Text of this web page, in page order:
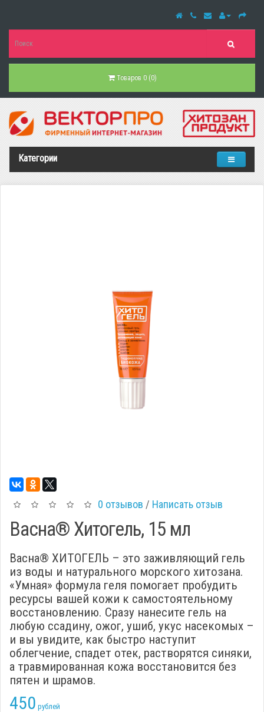
Товаров 0 (0)
Категории
0 отзывов / Написать отзыв
Васна® Хитогель, 15 мл
Васна® ХИТОГЕЛЬ – это заживляющий гель
из воды и натурального морского хитозана.
«Умная» формула геля помогает пробудить
ресурсы вашей кожи к самостоятельному
восстановлению. Сразу нанесите гель на
любую ссадину, ожог, ушиб, укус насекомых –
и вы увидите, как быстро наступит
облегчение, спадет отек, растворятся синяки,
а травмированная кожа восстановится без
пятен и шрамов.
450